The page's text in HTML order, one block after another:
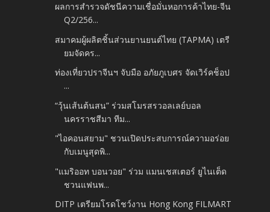
ผลการสำรวจดัชนีความเชื่อมั่นหอการค้าไทย-จีน
Q2/256...
สมาคมผู้ผลิตชิ้นส่วนยานยนต์ไทย (TAPMA) เตรี
ยมจัดคร...
ท่องเที่ยวปราจีนฯ จับมือ อภัยภูเบศร จัดเวิร์คช็อป
...
“วุ้นเส้นต้นสน” ร่วมสโมรสรวอลเลย์บอล
นครราชสีมา ทีม...
"ไอคอนสยาม" ชวนเปิดประสบการณ์ความอร่อย
กับเมนูสุดพิ...
"แมริออท บอนวอย" ร่วม แมนเชสเตอร์ ยูไนเต็ด
ชวนแฟนพ...
DITP เตรียมโรดโชว์งาน Hong Kong FILMART